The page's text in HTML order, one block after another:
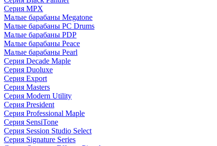
Серия MPX
Малые барабаны Megatone
Малые барабаны PC Drums
Малые барабаны PDP
Малые барабаны Peace
Малые барабаны Pearl
Серия Decade Maple
Серия Duoluxe
Серия Export
Серия Masters
Серия Modern Utility
Серия President
Серия Professional Maple
Серия SensiTone
Серия Session Studio Select
Серия Signature Series